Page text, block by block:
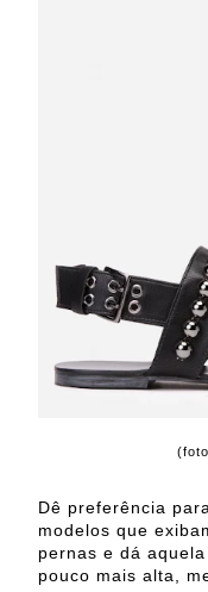
Dê preferência
modelos que
pernas e dá
pouco mais alta,